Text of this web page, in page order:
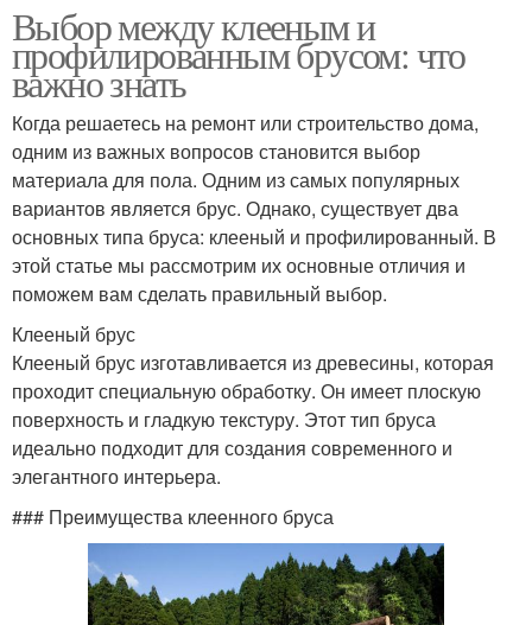
Выбор между клееным и
профилированным брусом: что
важно знать
Когда решаетесь на ремонт или строительство дома,
одним из важных вопросов становится выбор
материала для пола. Одним из самых популярных
вариантов является брус. Однако, существует два
основных типа бруса: клееный и профилированный. В
этой статье мы рассмотрим их основные отличия и
поможем вам сделать правильный выбор.
Клееный брус
Клееный брус изготавливается из древесины, которая
проходит специальную обработку. Он имеет плоскую
поверхность и гладкую текстуру. Этот тип бруса
идеально подходит для создания современного и
элегантного интерьера.
### Преимущества клеенного бруса